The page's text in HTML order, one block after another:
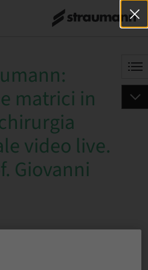
matrici in
video live.
Giovanni